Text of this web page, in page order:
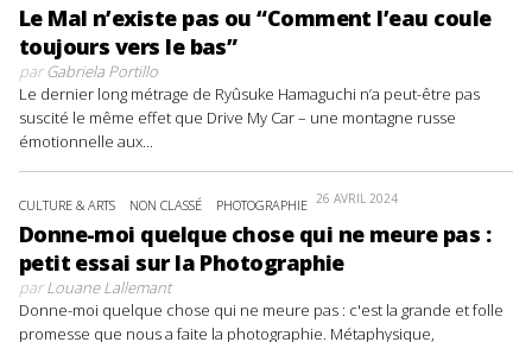
Le Mal n’existe pas ou “Comment l’eau coule
toujours vers le bas”
parGabriela Portillo
Le dernier long métrage de Ryûsuke Hamaguchi n’a peut-être pas
suscité le même effet que Drive My Car – une montagne russe
émotionnelle aux...
CULTURE & ARTS NON CLASSÉ PHOTOGRAPHIE 26 AVRIL 2024
Donne-moi quelque chose qui ne meure pas :
petit essai sur la Photographie
parLouane Lallemant
Donne-moi quelque chose qui ne meure pas : c'est la grande et folle
promesse que nous a faite la photographie. Métaphysique,